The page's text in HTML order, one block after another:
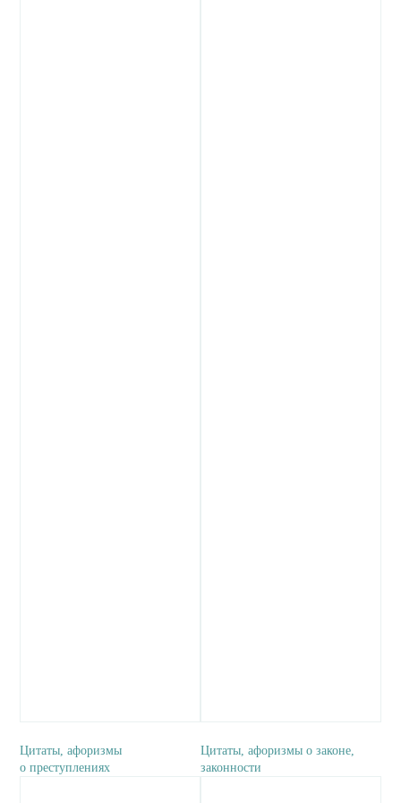
Цитаты, афоризмы
о преступлениях
Цитаты, афоризмы о законе,
законности